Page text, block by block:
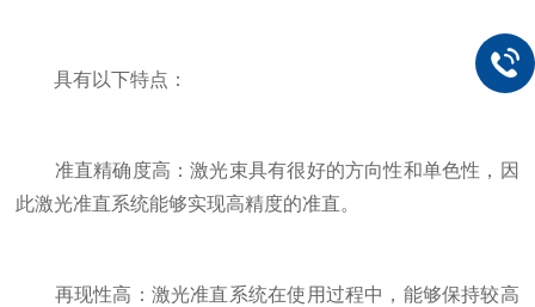
具有以下特点：
准直精确度高：激光束具有很好的方向性和单色性，因
此激光准直系统能够实现高精度的准直。
再现性高：激光准直系统在使用过程中，能够保持较高